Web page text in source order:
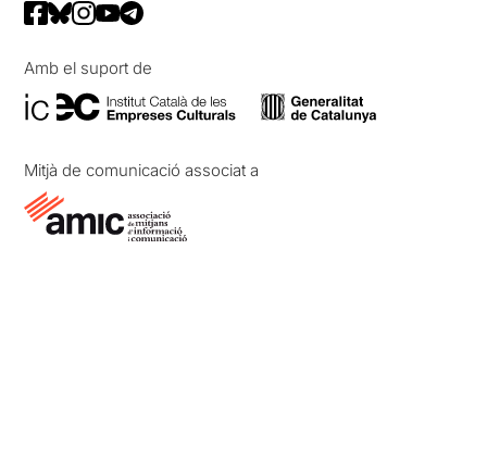
Amb el suport de
Mitjà de comunicació associat a